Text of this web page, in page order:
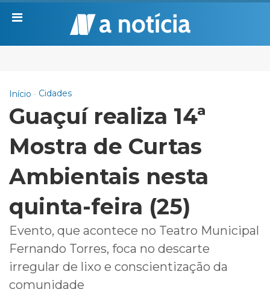
Início Cidades
Guaçuí realiza 14ª
Mostra de Curtas
Ambientais nesta
quinta-feira (25)
Evento, que acontece no Teatro Municipal
Fernando Torres, foca no descarte
irregular de lixo e conscientização da
comunidade